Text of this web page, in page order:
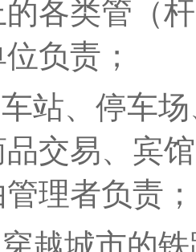
各类管（
负责；
车站、停车
交易、宾
理者负责；